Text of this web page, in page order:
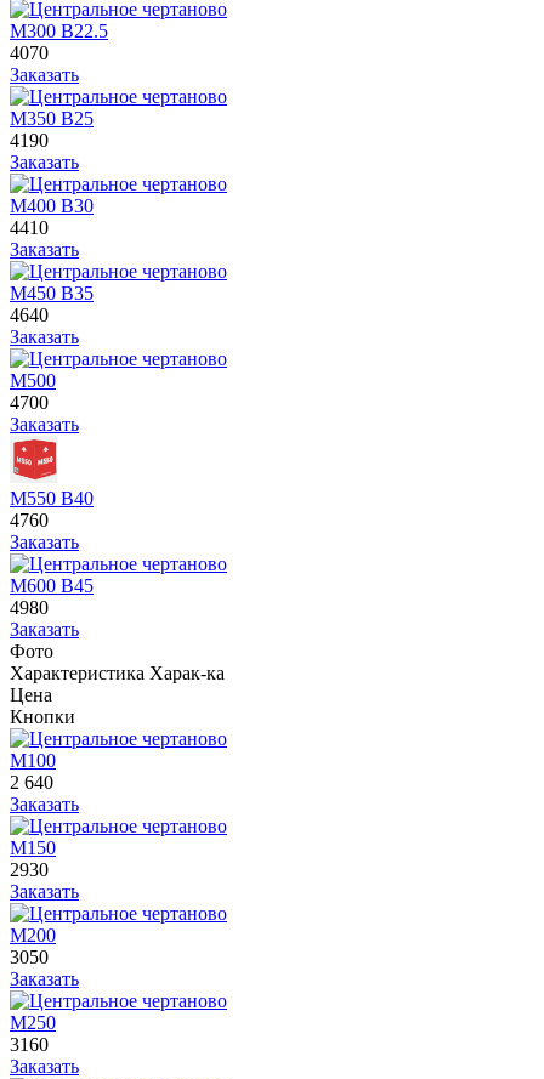
М300 В22.5
4070
Заказать
М350 В25
4190
Заказать
М400 В30
4410
Заказать
М450 В35
4640
Заказать
М500
4700
Заказать
М550 В40
4760
Заказать
М600 В45
4980
Заказать
Фото
Характеристика Харак-ка
Цена
Кнопки
М100
2 640
Заказать
М150
2930
Заказать
М200
3050
Заказать
М250
3160
Заказать